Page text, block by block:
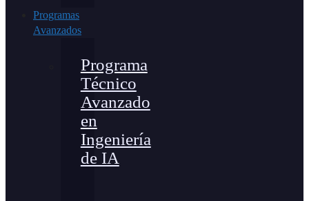
Programas
Avanzados
Programa
Técnico
Avanzado
en
Ingeniería
de IA